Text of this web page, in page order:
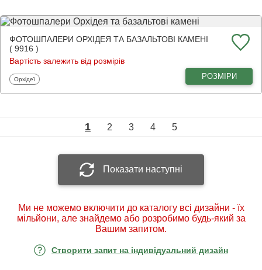
ФОТОШПАЛЕРИ ОРХІДЕЯ ТА БАЗАЛЬТОВІ КАМЕНІ
( 9916 )
Вартість залежить від розмірів
Фотошпалери
Орхідеї РОЗМІРИ
1 2 3 4 5
Показати наступні
Ми не можемо включити до каталогу всі дизайни - їх
мільйони, але знайдемо або розробимо будь-який за
Вашим запитом.
Створити запит на індивідуальний дизайн